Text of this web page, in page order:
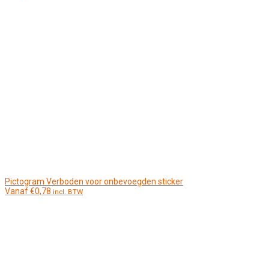
Pictogram Verboden voor onbevoegden sticker
Vanaf€0,78 incl. BTW